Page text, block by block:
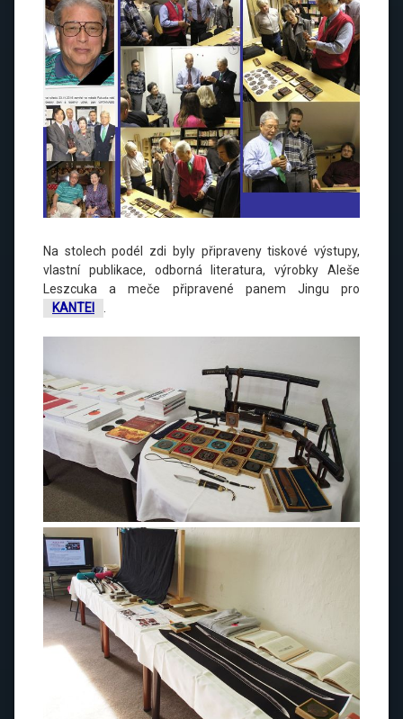
Na stolech podél zdi byly připraveny tiskové výstupy,
vlastní publikace, odborná literatura, výrobky Aleše
Leszcuka a meče připravené panem Jingu pro
KANTEI